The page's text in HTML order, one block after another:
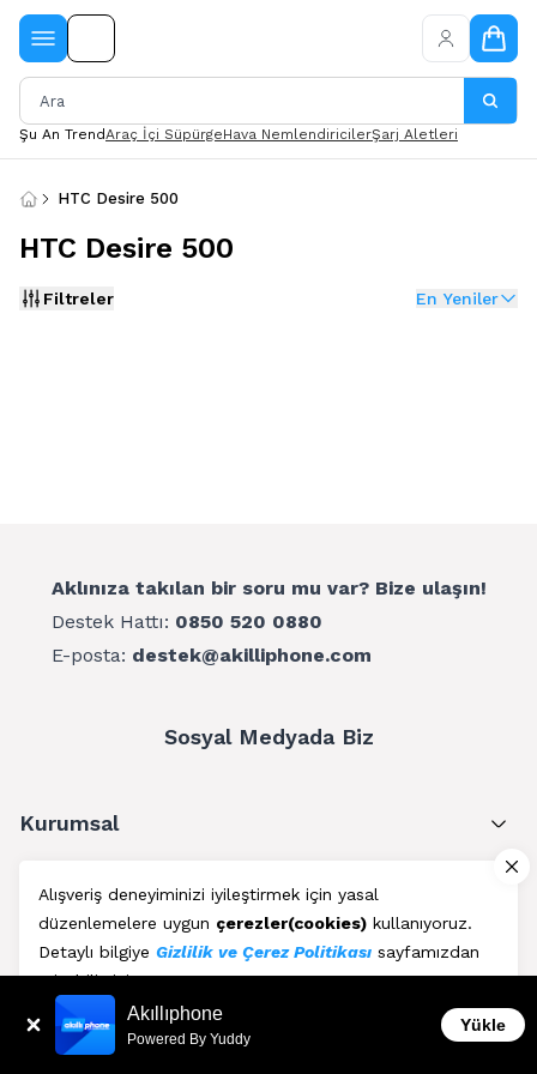
Alışveriş deneyiminizi iyileştirmek için yasal
düzenlemelere uygun çerezler(cookies) kullanıyoruz.
Detaylı bilgiye Gizlilik ve Çerez Politikası sayfamızdan
erişebilirsiniz.
Kabul Et
Şu An TrendAraç İçi SüpürgeHava NemlendiricilerŞarj Aletleri
HTC Desire 500
HTC Desire 500
Filtreler En Yeniler
Aklınıza takılan bir soru mu var? Bize ulaşın!
Destek Hattı: 0850 520 0880
E-posta: destek@akilliphone.com
Sosyal Medyada Biz
Kurumsal
Müşteri Hizmetleri
Üyelik
Blog Akıllıphone
Powered By Yuddy
Yükle